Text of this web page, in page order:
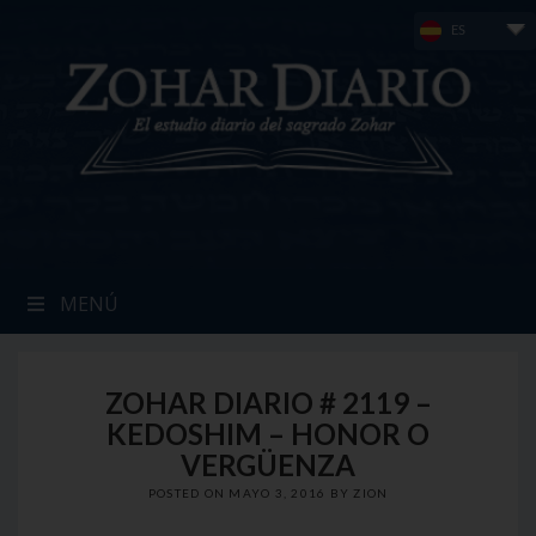
ES
MENÚ
ZOHAR DIARIO # 2119 –
KEDOSHIM – HONOR O
VERGÜENZA
POSTED ON MAYO 3, 2016 BY ZION